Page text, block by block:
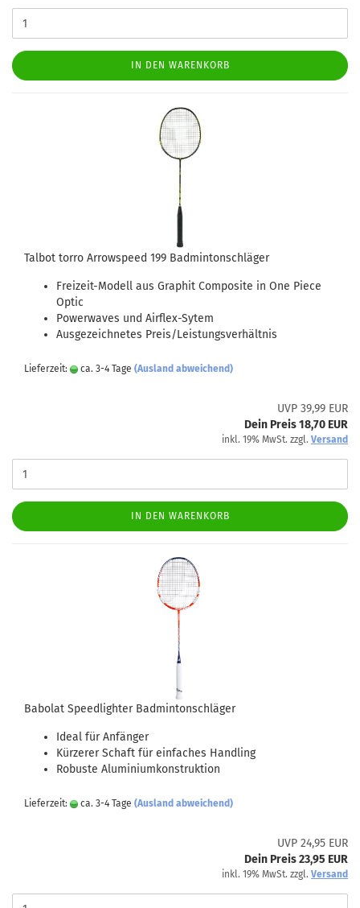
IN DEN WARENKORB
Talbot torro Arrowspeed 199 Badmintonschläger
Freizeit-Modell aus Graphit Composite in One Piece
Optic
Powerwaves und Airflex-Sytem
Ausgezeichnetes Preis/Leistungsverhältnis
Lieferzeit: ca. 3-4 Tage (Ausland abweichend)
UVP 39,99 EUR
Dein Preis 18,70 EUR
inkl. 19% MwSt. zzgl. Versand
IN DEN WARENKORB
Babolat Speedlighter Badmintonschläger
Ideal für Anfänger
Kürzerer Schaft für einfaches Handling
Robuste Aluminiumkonstruktion
Lieferzeit: ca. 3-4 Tage (Ausland abweichend)
UVP 24,95 EUR
Dein Preis 23,95 EUR
inkl. 19% MwSt. zzgl. Versand